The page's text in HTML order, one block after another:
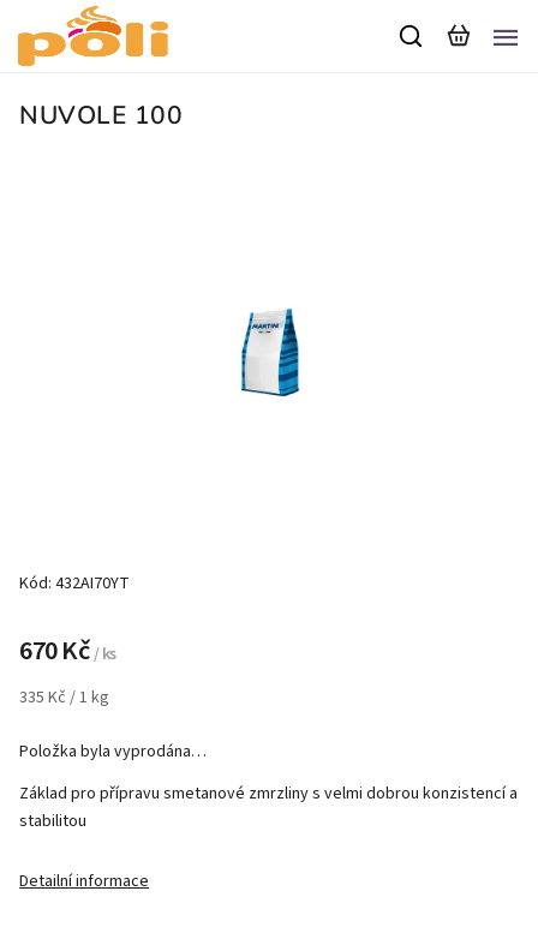
NUVOLE 100
Kód: 432AI70YT
670 Kč/ ks
335 Kč / 1 kg
Položka byla vyprodána…
Základ pro přípravu smetanové zmrzliny s velmi dobrou konzistencí a
stabilitou
Detailní informace